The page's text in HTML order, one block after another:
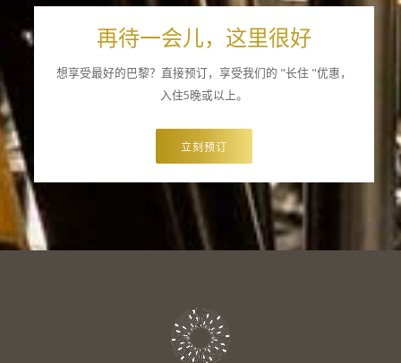
再待一会儿，这里很好
想享受最好的巴黎？直接预订，享受我们的 "长住 "优惠，
入住5晚或以上。
立刻预订